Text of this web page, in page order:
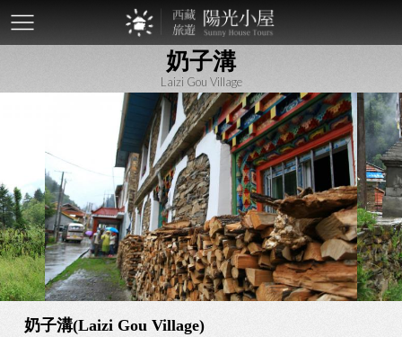
奶子溝
Laizi Gou Village
奶子溝(Laizi Gou Village)